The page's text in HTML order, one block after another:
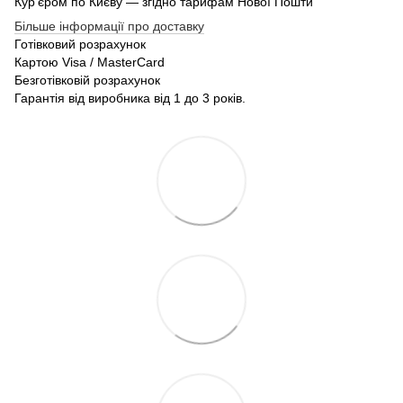
Більше інформації про доставку
Готівковий розрахунок
Картою Visa / MasterCard
Безготівковій розрахунок
Гарантія від виробника від 1 до 3 років.